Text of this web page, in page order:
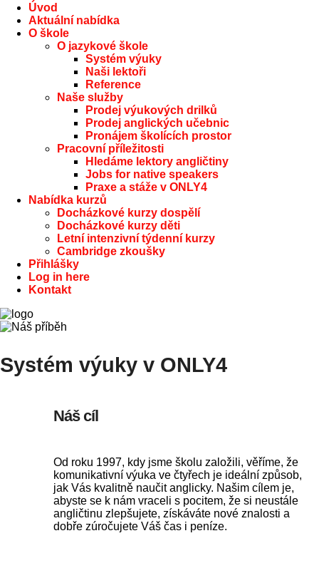
Úvod
Aktuální nabídka
O škole
O jazykové škole
Systém výuky
Naši lektoři
Reference
Naše služby
Prodej výukových drilků
Prodej anglických učebnic
Pronájem školících prostor
Pracovní příležitosti
Hledáme lektory angličtiny
Jobs for native speakers
Praxe a stáže v ONLY4
Nabídka kurzů
Docházkové kurzy dospělí
Docházkové kurzy děti
Letní intenzivní týdenní kurzy
Cambridge zkoušky
Přihlášky
Log in here
Kontakt
Systém výuky v ONLY4
Náš cíl
Od roku 1997, kdy jsme školu založili, věříme, že
komunikativní výuka ve čtyřech je ideální způsob,
jak Vás kvalitně naučit anglicky. Našim cílem je,
abyste se k nám vraceli s pocitem, že si neustále
angličtinu zlepšujete, získáváte nové znalosti a
dobře zúročujete Váš čas i peníze.